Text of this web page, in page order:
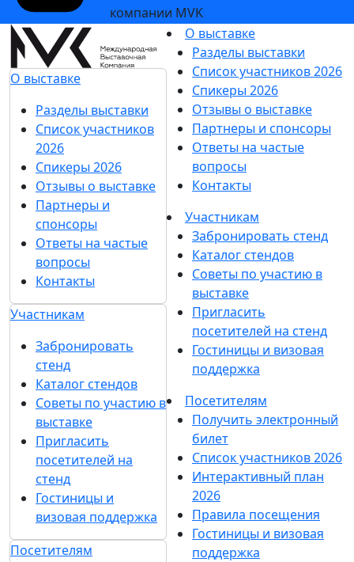
компании MVK
О выставке
Разделы выставки
Список участников
2026
Спикеры 2026
Отзывы о выставке
Партнеры и
спонсоры
Ответы на частые
вопросы
Контакты
Участникам
Забронировать
стенд
Каталог стендов
Советы по участию в
выставке
Пригласить
посетителей на
стенд
Гостиницы и
визовая поддержка
Посетителям
О выставке
Разделы выставки
Список участников 2026
Спикеры 2026
Отзывы о выставке
Партнеры и спонсоры
Ответы на частые
вопросы
Контакты
Участникам
Забронировать стенд
Каталог стендов
Советы по участию в
выставке
Пригласить
посетителей на стенд
Гостиницы и визовая
поддержка
Посетителям
Получить электронный
билет
Список участников 2026
Интерактивный план
2026
Правила посещения
Гостиницы и визовая
поддержка